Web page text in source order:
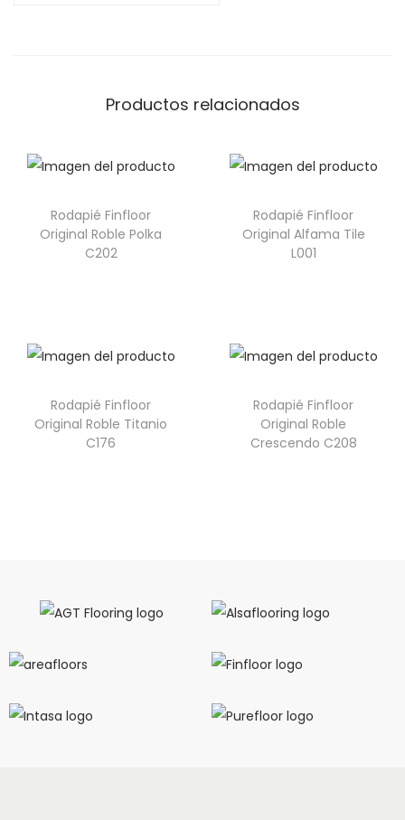
Productos relacionados
Rodapié Finfloor
Original Roble Polka
C202
Rodapié Finfloor
Original Alfama Tile
L001
Rodapié Finfloor
Original Roble Titanio
C176
Rodapié Finfloor
Original Roble
Crescendo C208